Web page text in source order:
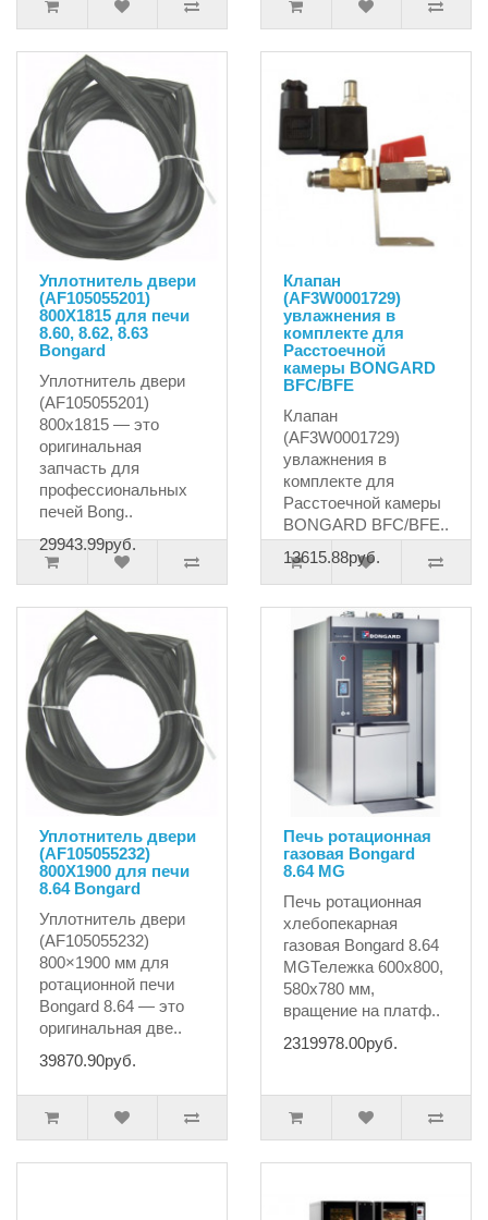
Уплотнитель двери
(AF105055201)
800X1815 для печи
8.60, 8.62, 8.63
Bongard
Уплотнитель двери
(AF105055201)
800x1815 — это
оригинальная
запчасть для
профессиональных
печей Bong..
29943.99руб.
Клапан
(AF3W0001729)
увлажнения в
комплекте для
Расстоечной
камеры BONGARD
BFC/BFE
Клапан
(AF3W0001729)
увлажнения в
комплекте для
Расстоечной камеры
BONGARD BFC/BFE..
13615.88руб.
Уплотнитель двери
(AF105055232)
800X1900 для печи
8.64 Bongard
Уплотнитель двери
(AF105055232)
800×1900 мм для
ротационной печи
Bongard 8.64 — это
оригинальная две..
39870.90руб.
Печь ротационная
газовая Bongard
8.64 MG
Печь ротационная
хлебопекарная
газовая Bongard 8.64
MGТележка 600x800,
580x780 мм,
вращение на платф..
2319978.00руб.